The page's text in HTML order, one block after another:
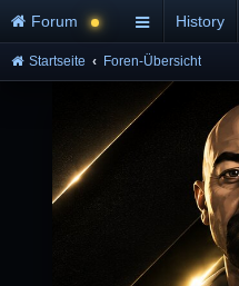
Forum History
Startseite Foren-Übersicht